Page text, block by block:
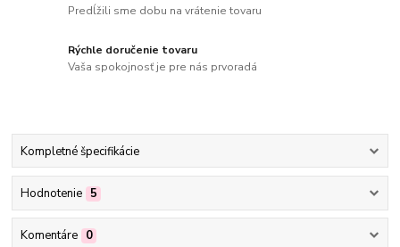
Predĺžili sme dobu na vrátenie tovaru
Rýchle doručenie tovaru
Vaša spokojnosť je pre nás prvoradá
Kompletné špecifikácie
Hodnotenie 5
Komentáre 0